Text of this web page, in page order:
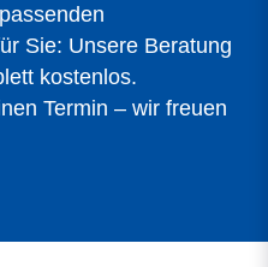
Sie: Unsere Beratung
kostenlos.
Termin – wir freuen